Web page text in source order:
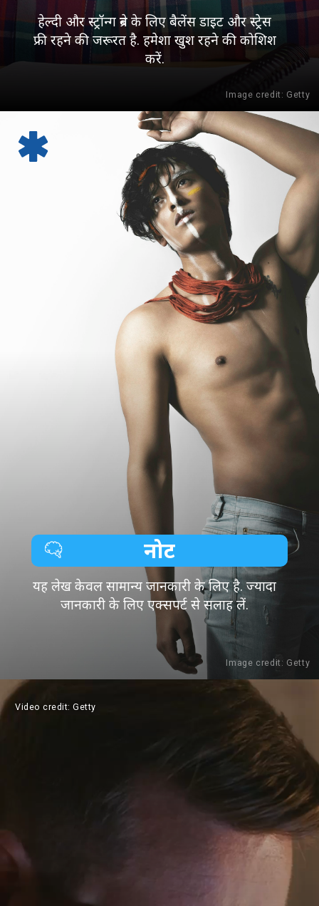
हेल्दी और स्ट्रॉन्ग ब्रेन के लिए बैलेंस डाइट और स्ट्रेस
फ्री रहने की जरूरत है. हमेशा खुश रहने की कोशिश
करें.
Image credit: Getty
नोट
यह लेख केवल सामान्य जानकारी के लिए है. ज्यादा
जानकारी के लिए एक्सपर्ट से सलाह लें.
Image credit: Getty
Video credit: Getty